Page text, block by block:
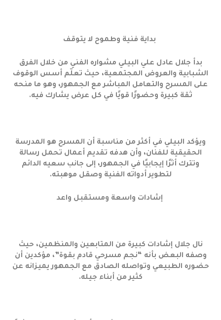
بداية فنية وطموح لا يتوقف
بدأ جلال عادل علي البيلي مشواره الفني من خلال الفرق
الشبابية والعروض المجتمعية، حيث تعلّم أسس الوقوف
على المسرح والتعامل المباشر مع الجمهور، وهو ما منحه
ثقة كبيرة وحضورًا قويًا في كل عرض يشارك فيه.
ويؤكد البيلي في أكثر من مناسبة أن المسرح هو المدرسة
الحقيقية للفنان، وأن هدفه تقديم أعمال تحمل رسالة
وتترك أثرًا إيجابيًا في الجمهور، إلى جانب سعيه الدائم
لتطوير أدواته الفنية وصقل موهبته.
إشادات واسعة ومستقبل واعد
نال جلال إشادات كبيرة من المتابعين والمنظمين، حيث
وصفه البعض بأنه “نجم مسرحي قادم بقوة”، مؤكدين أن
حضوره الطبيعي وتواصله الصادق مع الجمهور يميزانه عن
كثير من أبناء جيله.